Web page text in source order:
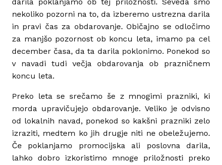
nekoliko pozorni na to, da izberemo ustrezna darila
in pravi čas za obdarovanje. Običajno se odločimo
za manjšo pozornost ob koncu leta, imamo pa cel
december časa, da ta darila poklonimo. Ponekod so
v navadi tudi večja obdarovanja ob prazničnem
koncu leta.
Preko leta se srečamo še z mnogimi prazniki, ki
morda upravičujejo obdarovanje. Veliko je odvisno
od lokalnih navad, ponekod so kakšni prazniki zelo
izraziti, medtem ko jih drugje niti ne obeležujemo.
Če poklanjamo promocijska ali poslovna darila,
lahko dobro izkoristimo mnoge priložnosti preko